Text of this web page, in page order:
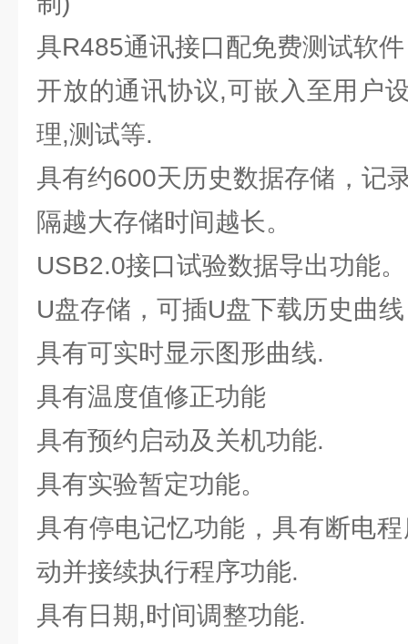
具R485通讯接口配免费测试软件
开放的通讯协议,可嵌入至用户
理,测试等.
具有约600天历史数据存储，记
隔越大存储时间越长。
USB2.0接口试验数据导出功能。
U盘存储，可插U盘下载历史曲
具有可实时显示图形曲线.
具有温度值修正功能
具有预约启动及关机功能.
具有实验暂定功能。
具有停电记忆功能，具有断电
动并接续执行程序功能.
具有日期,时间调整功能.